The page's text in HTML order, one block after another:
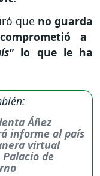
que no guarda
a
lo que le ha
Áñez
informe al país
virtual
Palacio de